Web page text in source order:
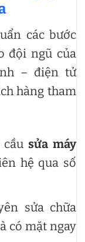
các bước
đội ngũ của
– điện tử
hàng tham
cầusửa máy
hệ qua số
sửa chữa
có mặt ngay